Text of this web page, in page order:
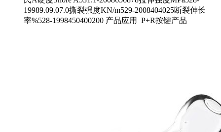
19989.09.07.0撕裂强度KN/m529-2008404025断裂伸长
率%528-1998450400200 产品应用 P+R按键产品